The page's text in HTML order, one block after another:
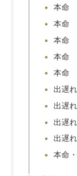
本命
本命
本命
本命
本命
出遅
出遅
出遅
出遅
本命